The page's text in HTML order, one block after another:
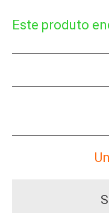
Este produto